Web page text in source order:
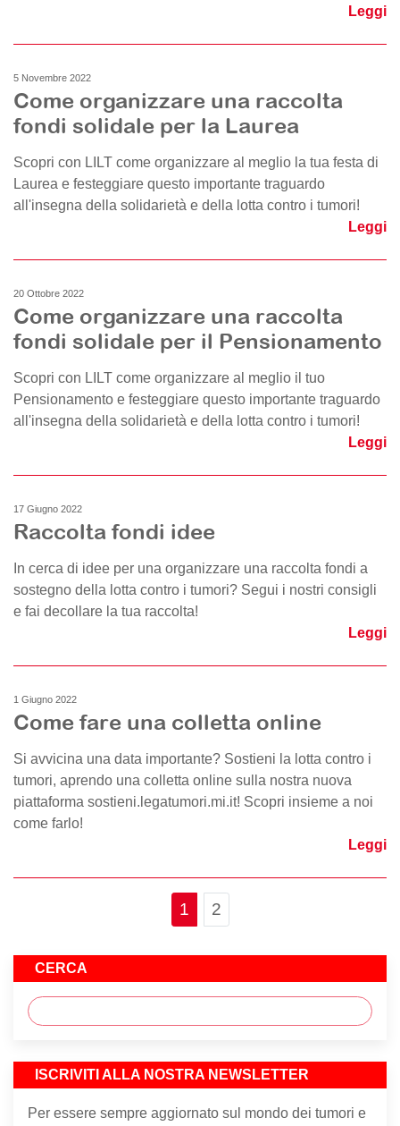
Leggi
5 Novembre 2022
Come organizzare una raccolta
fondi solidale per la Laurea
Scopri con LILT come organizzare al meglio la tua festa di
Laurea e festeggiare questo importante traguardo
all'insegna della solidarietà e della lotta contro i tumori!
Leggi
20 Ottobre 2022
Come organizzare una raccolta
fondi solidale per il Pensionamento
Scopri con LILT come organizzare al meglio il tuo
Pensionamento e festeggiare questo importante traguardo
all'insegna della solidarietà e della lotta contro i tumori!
Leggi
17 Giugno 2022
Raccolta fondi idee
In cerca di idee per una organizzare una raccolta fondi a
sostegno della lotta contro i tumori? Segui i nostri consigli
e fai decollare la tua raccolta!
Leggi
1 Giugno 2022
Come fare una colletta online
Si avvicina una data importante? Sostieni la lotta contro i
tumori, aprendo una colletta online sulla nostra nuova
piattaforma sostieni.legatumori.mi.it! Scopri insieme a noi
come farlo!
Leggi
Page navigation
Current Page
1 Page
2
CERCA
ISCRIVITI ALLA NOSTRA NEWSLETTER
Per essere sempre aggiornato sul mondo dei tumori e